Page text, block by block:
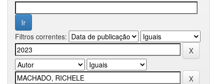
Filtros correntes: